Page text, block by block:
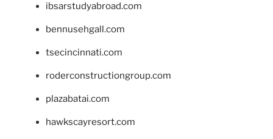
ibsarstudyabroad.com
bennusehgall.com
tsecincinnati.com
roderconstructiongroup.com
plazabatai.com
hawkscayresort.com